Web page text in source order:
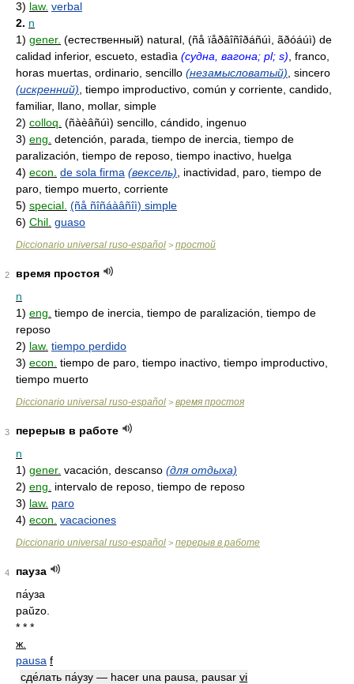
3) law. verbal
2. n
1) gener. (естественный) natural, (ñå ïåðâîñîðáñúì, ãðóáúì) de
calidad inferior, escueto, estadìa (судна, вагона; pl; s) , franco,
horas muertas, ordinario, sencillo (незамысловатый) , sincero
(искренний) , tiempo improductivo, común y corriente, candido,
familiar, llano, mollar, simple
2) colloq. (ñàèâñúì) sencillo, cándido, ingenuo
3) eng. detención, parada, tiempo de inercia, tiempo de
paralización, tiempo de reposo, tiempo inactivo, huelga
4) econ. de sola firma (вексель) , inactividad, paro, tiempo de
paro, tiempo muerto, corriente
5) special. (ñå ñîñáàâñîì) simple
6) Chil. guaso
Diccionario universal ruso-español > простой
2
время простоя
n
1) eng. tiempo de inercia, tiempo de paralización, tiempo de
reposo
2) law. tiempo perdido
3) econ. tiempo de paro, tiempo inactivo, tiempo improductivo,
tiempo muerto
Diccionario universal ruso-español > время простоя
3
перерыв в работе
n
1) gener. vacación, descanso (для отдыха)
2) eng.
intervalo de reposo, tiempo de reposo
3) law. paro
4) econ. vacaciones
Diccionario universal ruso-español > перерыв в работе
4
пауза
па́уза
paŭzo.
* * *
ж.
pausa f
сде́лать па́узу — hacer una pausa, pausar vi